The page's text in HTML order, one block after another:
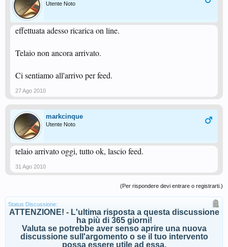
Utente Noto
effettuata adesso ricarica on line.
Telaio non ancora arrivato.
Ci sentiamo all'arrivo per feed.
27 Ago 2010
markcinque
Utente Noto
telaio arrivato oggi, tutto ok, lascio feed.
31 Ago 2010
(Per rispondere devi entrare o registrarti.)
Status Discussione:
ATTENZIONE! - L'ultima risposta a questa discussione
ha più di 365 giorni!
Valuta se potrebbe aver senso aprire una nuova
discussione sull'argomento o se il tuo intervento
possa essere utile ad essa.